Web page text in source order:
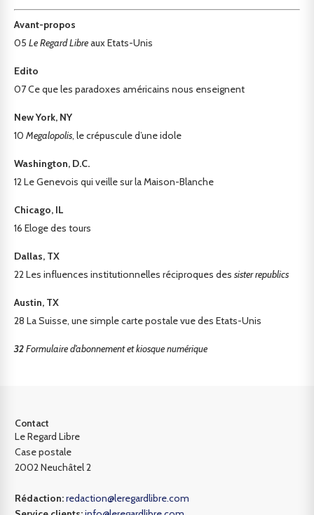
Avant-propos
05 Le Regard Libreaux Etats-Unis
Edito
07Ce que les paradoxes américains nous enseignent
New York, NY
10 Megalopolis, le crépuscule d’une idole
Washington, D.C.
12Le Genevois qui veille sur la Maison-Blanche
Chicago, IL
16 Eloge des tours
Dallas, TX
22Les influences institutionnelles réciproques des sister republics
Austin, TX
28 La Suisse, une simple carte postale vue des Etats-Unis
32Formulaire d’abonnement et kiosque numérique
Contact
Le Regard Libre
Case postale
2002 Neuchâtel 2
Rédaction:redaction@leregardlibre.com